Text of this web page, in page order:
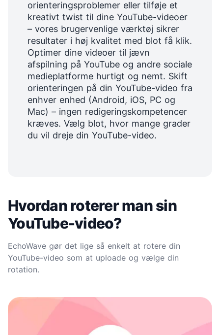
orienteringsproblemer eller tilføje et
kreativt twist til dine YouTube-videoer
– vores brugervenlige værktøj sikrer
resultater i høj kvalitet med blot få klik.
Optimer dine videoer til jævn
afspilning på YouTube og andre sociale
medieplatforme hurtigt og nemt. Skift
orienteringen på din YouTube-video fra
enhver enhed (Android, iOS, PC og
Mac) – ingen redigeringskompetencer
kræves. Vælg blot, hvor mange grader
du vil dreje din YouTube-video.
Hvordan roterer man sin
YouTube-video?
EchoWave gør det lige så enkelt at rotere din
YouTube-video som at uploade og vælge din
rotation.